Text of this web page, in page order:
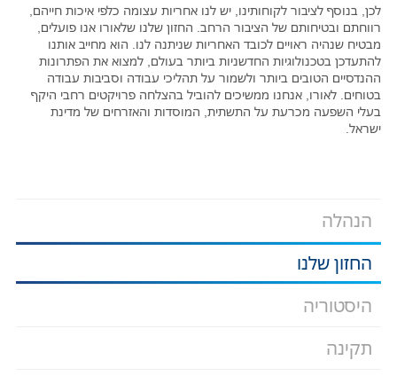
לכן, בנוסף לציבור לקוחותינו, יש לנו אחריות עצומה כלפי איכות חייהם,
רווחתם ובטיחותם של הציבור הרחב. החזון שלנו שלאורו אנו פועלים,
מבטיח שנהיה ראויים לכובד האחריות שניתנה לנו. הוא מחייב אותנו
להתעדכן בטכנולוגיות החדשניות ביותר בעולם, למצוא את הפתרונות
ההנדסיים הטובים ביותר ולשמור על תהליכי עבודה וסביבות עבודה
בטוחים. לאורו, אנחנו ממשיכים להוביל בהצלחה פרויקטים רחבי היקף
בעלי השפעה מכרעת על התשתית, המוסדות והאזרחים של מדינת
ישראל.
הנהלה
החזון שלנו
היסטוריה
תקינה